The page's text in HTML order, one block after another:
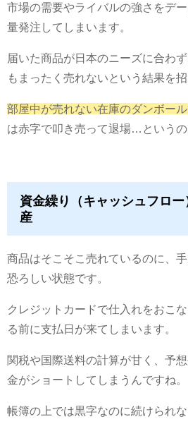
市場の需要やライバルの強さをデ
量発注してしまいます。
届いた商品が日本のニーズに合わ
もまったく売れないという結果を招
部屋中が売れない在庫のダンボー
は赤字で叩き売って退場…というの
資金繰り（キャッシュフロー
産
商品はそこそこ売れているのに、
恐ろしい状態です。
クレジットカードで仕入れをおこ
る前に支払日が来てしまいます。
関税や国際送料の計算が甘く、予
金がショートしてしまうんですね。
帳簿の上では黒字なのに続けられ